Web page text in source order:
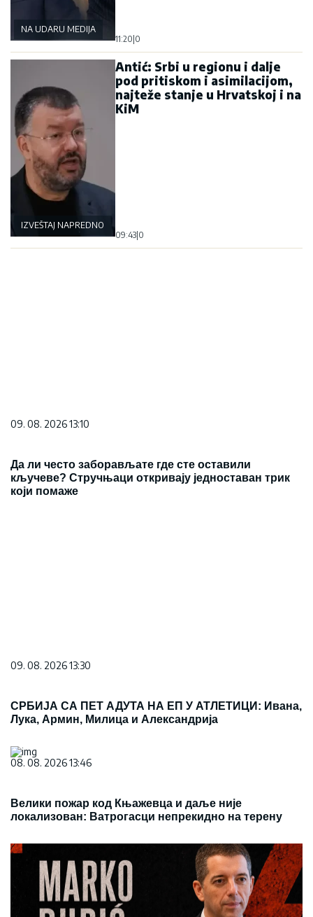
NA UDARU MEDIJA
11:20 0
IZVEŠTAJ NAPREDNOG KLUBA
Antić: Srbi u regionu i dalje
pod pritiskom i asimilacijom,
najteže stanje u Hrvatskoj i na
KiM
09:43 0
09. 08. 2026 13:10
Да ли често заборављате где сте оставили
кључеве? Стручњаци откривају једноставан трик
који помаже
09. 08. 2026 13:30
СРБИЈА СА ПЕТ АДУТА НА ЕП У АТЛЕТИЦИ: Ивана,
Лука, Армин, Милица и Александрија
08. 08. 2026 13:46
Велики пожар код Књажевца и даље није
локализован: Ватрогасци непрекидно на терену